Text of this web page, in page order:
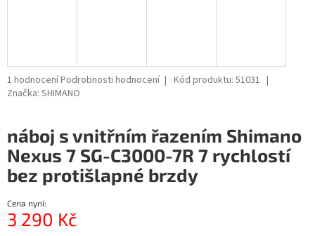
Průměrné
hodnocení
5,0
z
5
hvězdiček.
1 hodnoceníPodrobnosti hodnocení Kód produktu: 51031
Značka: SHIMANO
náboj s vnitřním řazením Shimano
Nexus 7 SG-C3000-7R 7 rychlostí
bez protišlapné brzdy
Cena nyní:
3 290 Kč